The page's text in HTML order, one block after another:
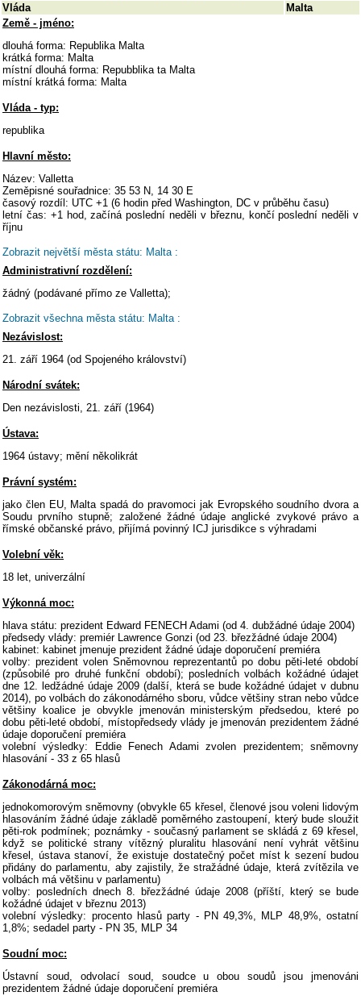
Vláda
Malta
Země - jméno:
dlouhá forma: Republika Malta
krátká forma: Malta
místní dlouhá forma: Repubblika ta Malta
místní krátká forma: Malta
Vláda - typ:
republika
Hlavní město:
Název: Valletta
Zeměpisné souřadnice: 35 53 N, 14 30 E
časový rozdíl: UTC +1 (6 hodin před Washington, DC v průběhu času)
letní čas: +1 hod, začíná poslední neděli v březnu, končí poslední neděli v
říjnu
Zobrazit největší města státu: Malta :
Administrativní rozdělení:
žádný (podávané přímo ze Valletta);
Zobrazit všechna města státu: Malta :
Nezávislost:
21. září 1964 (od Spojeného království)
Národní svátek:
Den nezávislosti, 21. září (1964)
Ústava:
1964 ústavy; mění několikrát
Právní systém:
jako člen EU, Malta spadá do pravomoci jak Evropského soudního dvora a
Soudu prvního stupně; založené žádné údaje anglické zvykové právo a
římské občanské právo, přijímá povinný ICJ jurisdikce s výhradami
Volební věk:
18 let, univerzální
Výkonná moc:
hlava státu: prezident Edward FENECH Adami (od 4. dubžádné údaje 2004)
předsedy vlády: premiér Lawrence Gonzi (od 23. březžádné údaje 2004)
kabinet: kabinet jmenuje prezident žádné údaje doporučení premiéra
volby: prezident volen Sněmovnou reprezentantů po dobu pěti-leté období
(způsobilé pro druhé funkční období); posledních volbách kožádné údajet
dne 12. ledžádné údaje 2009 (další, která se bude kožádné údajet v dubnu
2014), po volbách do zákonodárného sboru, vůdce většiny stran nebo vůdce
většiny koalice je obvykle jmenován ministerským předsedou, které po
dobu pěti-leté období, místopředsedy vlády je jmenován prezidentem žádné
údaje doporučení premiéra
volební výsledky: Eddie Fenech Adami zvolen prezidentem; sněmovny
hlasování - 33 z 65 hlasů
Zákonodárná moc:
jednokomorovým sněmovny (obvykle 65 křesel, členové jsou voleni lidovým
hlasováním žádné údaje základě poměrného zastoupení, který bude sloužit
pěti-rok podmínek; poznámky - současný parlament se skládá z 69 křesel,
když se politické strany vítězný pluralitu hlasování není vyhrát většinu
křesel, ústava stanoví, že existuje dostatečný počet míst k sezení budou
přidány do parlamentu, aby zajistily, že stražádné údaje, která zvítězila ve
volbách má většinu v parlamentu)
volby: posledních dnech 8. březžádné údaje 2008 (příští, který se bude
kožádné údajet v březnu 2013)
volební výsledky: procento hlasů party - PN 49,3%, MLP 48,9%, ostatní
1,8%; sedadel party - PN 35, MLP 34
Soudní moc:
Ústavní soud, odvolací soud, soudce u obou soudů jsou jmenováni
prezidentem žádné údaje doporučení premiéra